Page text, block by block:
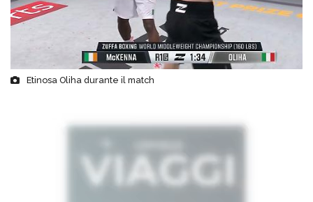
Etinosa Oliha durante il match